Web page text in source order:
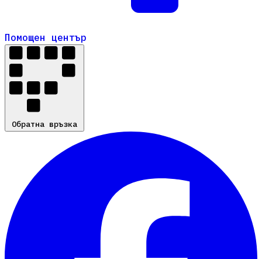
Помощен център
Помощен център
Обратна връзка
Обратна връзка